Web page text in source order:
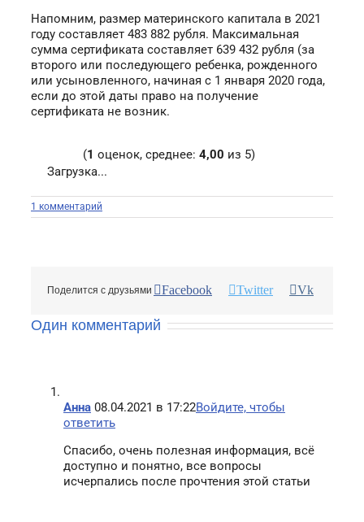
Напомним, размер материнского капитала в 2021
году составляет 483 882 рубля. Максимальная
сумма сертификата составляет 639 432 рубля (за
второго или последующего ребенка, рожденного
или усыновленного, начиная с 1 января 2020 года,
если до этой даты право на получение
сертификата не возник.
(1 оценок, среднее: 4,00 из 5)
Загрузка...
1 комментарий
Поделится с друзьями Facebook Twitter Vk
Один комментарий
Анна 08.04.2021 в 17:22Войдите, чтобы
ответить
Спасибо, очень полезная информация, всё
доступно и понятно, все вопросы
исчерпались после прочтения этой статьи